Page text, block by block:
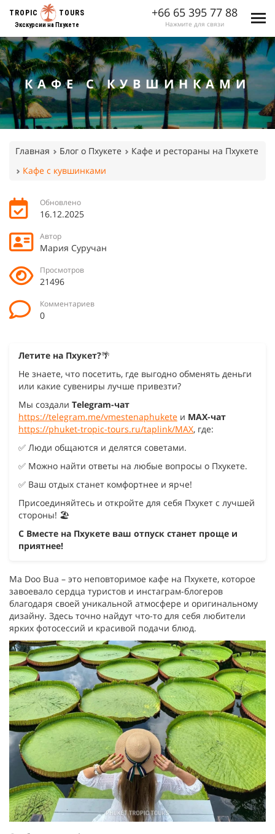
TROPIC TOURS
Экскурсии на Пхукете
+66 65 395 77 88
Нажмите для связи
КАФЕ С КУВШИНКАМИ
Главная Блог о Пхукете
Кафе и рестораны на Пхукете
Кафе с кувшинками
Обновлено
16.12.2025
Автор
Мария Суручан
Просмотров
21496
Комментариев
0
Летите на Пхукет?🌴
Не знаете, что посетить, где выгодно обменять деньги
или какие сувениры лучше привезти?
Мы создали Telegram-чат
https://telegram.me/vmestenaphukete и MAX-чат
https://phuket-tropic-tours.ru/taplink/MAX, где:
✅ Люди общаются и делятся советами.
✅ Можно найти ответы на любые вопросы о Пхукете.
✅ Ваш отдых станет комфортнее и ярче!
Присоединяйтесь и откройте для себя Пхукет с лучшей
стороны! 🏖️
С Вместе на Пхукете ваш отпуск станет проще и
приятнее!
Ma Doo Bua – это неповторимое кафе на Пхукете, которое
завоевало сердца туристов и инстаграм-блогеров
благодаря своей уникальной атмосфере и оригинальному
дизайну. Здесь точно найдут что-то для себя любители
ярких фотосессий и красивой подачи блюд.